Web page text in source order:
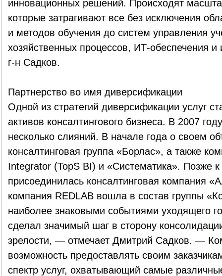
инновационных решений. Происходят
которые затрагивают все без исключения
и методов обучения до систем управления
хозяйственных процессов, ИТ-обеспечения
г-н Садков.
Партнерство во имя диверсификации
Одной из стратегий диверсификации услуг
активов консалтингового бизнеса. В 2007
несколько слияний. В начале года о своем
консалтинговая группа «Борлас», а также
Integrator (TopS BI) и «Систематика». Позже
присоединилась консалтинговая компания
компания REDLAB вошла в состав группы
наиболее знаковыми событиями уходящего
сделал значимый шаг в сторону
зрелости, — отмечает Дмитрий Садков. —
возможность предоставлять своим
спектр услуг, охватывающий самые